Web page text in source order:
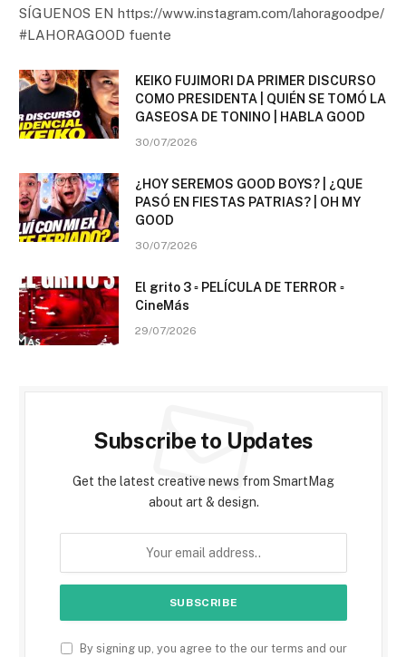
SÍGUENOS EN https://www.instagram.com/lahoragoodpe/
#LAHORAGOOD fuente
KEIKO FUJIMORI DA PRIMER DISCURSO
COMO PRESIDENTA | QUIÉN SE TOMÓ LA
GASEOSA DE TONINO | HABLA GOOD
30/07/2026
¿HOY SEREMOS GOOD BOYS? | ¿QUE
PASÓ EN FIESTAS PATRIAS? | OH MY
GOOD
30/07/2026
El grito 3 ▫️ PELÍCULA DE TERROR ▫️
CineMás
29/07/2026
Subscribe to Updates
Get the latest creative news from SmartMag
about art & design.
By signing up, you agree to the our terms and our